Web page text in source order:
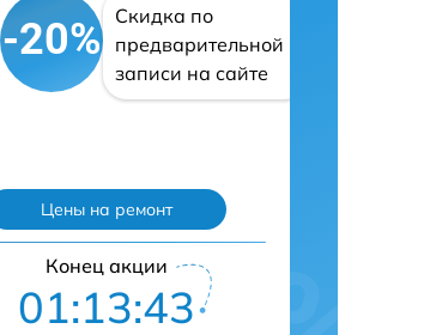
-20%
Скидка по
предварительной
записи на сайте
Цены на ремонт
Конец акции
01:13:41